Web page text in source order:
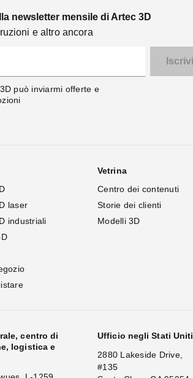
newsletter mensile di Artec 3D
e altro ancora
può inviarmi offerte e
laser
industriali
Vetrina
Centro dei contenuti
Storie dei clienti
Modelli 3D
centro di
logistica e
Ufficio negli Stati Uniti
2880 Lakeside Drive,
#135